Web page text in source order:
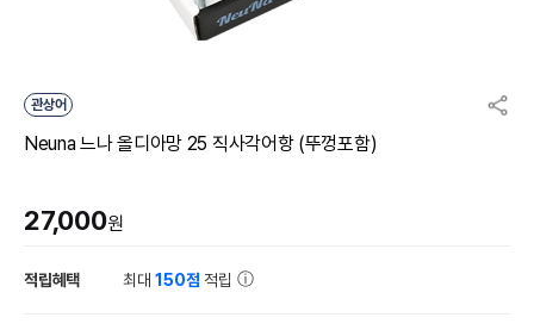
관상어
Neuna 느나 올디아망 25 직사각어항 (뚜껑포함)
27,000원
적립혜택 최대150점 적립